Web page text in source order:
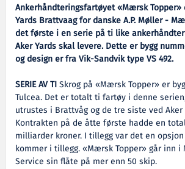
Ankerhåndteringsfartøyet «Mærsk Topper»
Yards Brattvaag for danske A.P. Møller -
det første i en serie på ti like
Aker Yards skal levere. Dette er bygg
og design er fra Vik-Sandvik type VS 492.
SERIE AV TISkrog på «Mærsk Topper» er
Tulcea. Det er totalt ti fartøy i denne
utrustes i Brattvåg og de tre siste ved Aker
Kontrakten på de åtte første hadde en
milliarder kroner. I tillegg var det en
kommer i tillegg. «Mærsk Topper» går inn i
Service sin flåte på mer enn 50 skip.